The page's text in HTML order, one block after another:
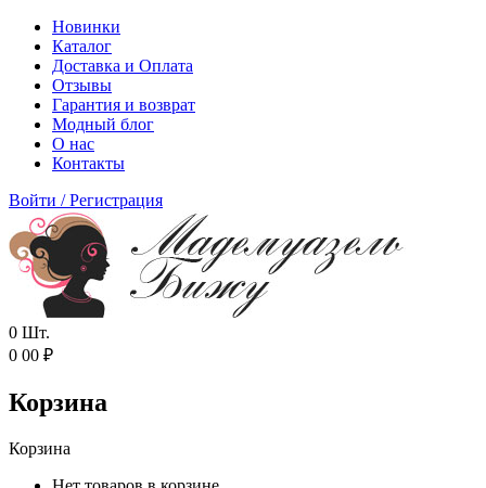
Новинки
Каталог
Доставка и Оплата
Отзывы
Гарантия и возврат
Модный блог
О нас
Контакты
Войти /Регистрация
0 Шт.
0 00 ₽
Корзина
Корзина